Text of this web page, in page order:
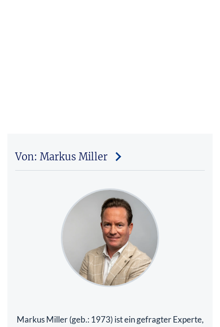
Von: Markus Miller
Markus Miller (geb.: 1973) ist ein gefragter Experte,